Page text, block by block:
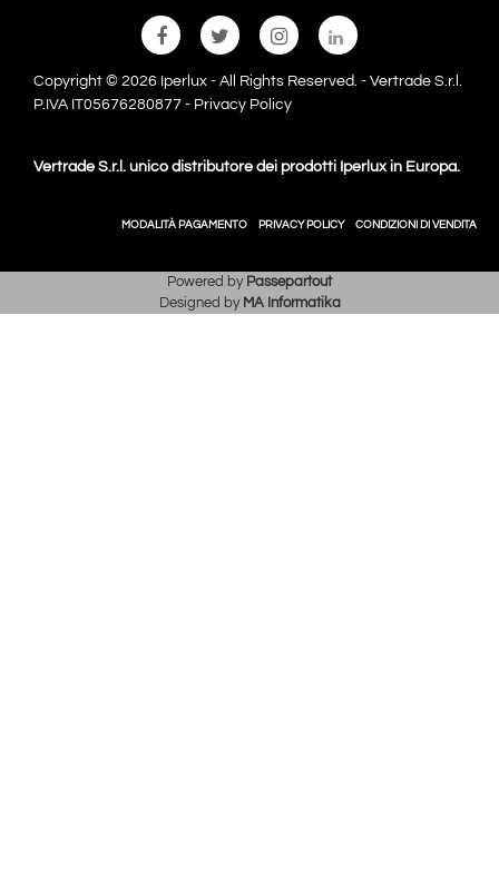
Copyright © 2026 Iperlux - All Rights Reserved. - Vertrade S.r.l.
P.IVA IT05676280877 - Privacy Policy
Vertrade S.r.l. unico distributore dei prodotti Iperlux in Europa.
MODALITÀ PAGAMENTO PRIVACY POLICY CONDIZIONI DI VENDITA
Powered by Passepartout
Designed by MA Informatika